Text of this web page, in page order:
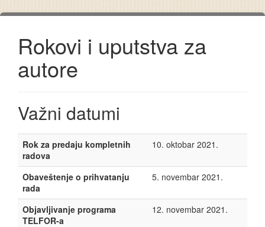
Rokovi i uputstva za
autore
Važni datumi
Rok za predaju kompletnih
radova
10. oktobar 2021.
Obaveštenje o prihvatanju
rada
5. novembar 2021.
Objavljivanje programa
TELFOR-a
12. novembar 2021.